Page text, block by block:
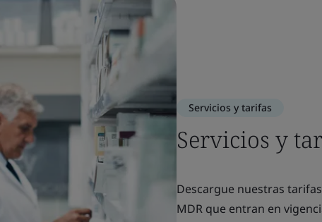
Servicios y tarifas
Servicios y
Descargue nuestras
MDR que entran en